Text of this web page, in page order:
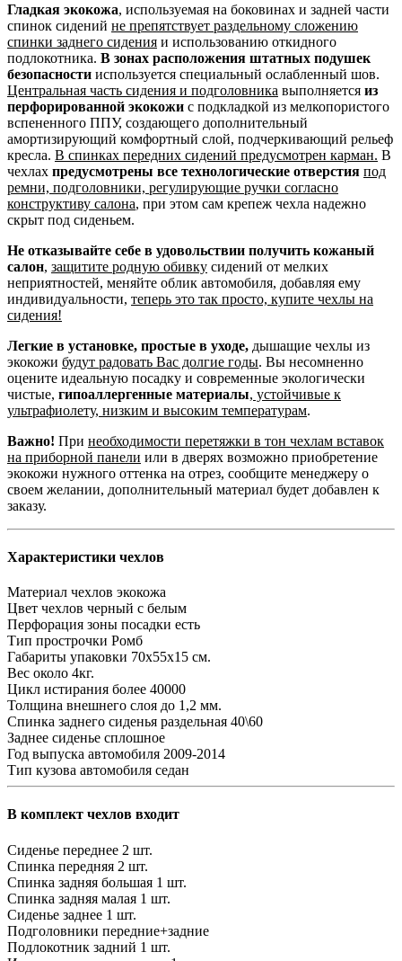
Гладкая экокожа, используемая на боковинах и задней части
спинок сидений не препятствует раздельному сложению
спинки заднего сидения и использованию откидного
подлокотника. В зонах расположения штатных подушек
безопасности используется специальный ослабленный шов.
Центральная часть сидения и подголовника выполняется из
перфорированной экокожи с подкладкой из мелкопористого
вспененного ППУ, создающего дополнительный
амортизирующий комфортный слой, подчеркивающий рельеф
кресла. В спинках передних сидений предусмотрен карман. В
чехлах предусмотрены все технологические отверстия под
ремни, подголовники, регулирующие ручки согласно
конструктиву салона, при этом сам крепеж чехла надежно
скрыт под сиденьем.
Не отказывайте себе в удовольствии получить кожаный
салон, защитите родную обивку сидений от мелких
неприятностей, меняйте облик автомобиля, добавляя ему
индивидуальности, теперь это так просто, купите чехлы на
сидения!
Легкие в установке, простые в уходе, дышащие чехлы из
экокожи будут радовать Вас долгие годы. Вы несомненно
оцените идеальную посадку и современные экологически
чистые, гипоаллергенные материалы, устойчивые к
ультрафиолету, низким и высоким температурам.
Важно! При необходимости перетяжки в тон чехлам вставок
на приборной панели или в дверях возможно приобретение
экокожи нужного оттенка на отрез, сообщите менеджеру о
своем желании, дополнительный материал будет добавлен к
заказу.
Характеристики чехлов
Материал чехлов экокожа
Цвет чехлов черный с белым
Перфорация зоны посадки есть
Тип прострочки Ромб
Габариты упаковки 70х55х15 см.
Вес около 4кг.
Цикл истирания более 40000
Толщина внешнего слоя до 1,2 мм.
Спинка заднего сиденья раздельная 40\60
Заднее сиденье сплошное
Год выпуска автомобиля 2009-2014
Тип кузова автомобиля седан
В комплект чехлов входит
Сиденье переднее 2 шт.
Спинка передняя 2 шт.
Спинка задняя большая 1 шт.
Спинка задняя малая 1 шт.
Сиденье заднее 1 шт.
Подголовники передние+задние
Подлокотник задний 1 шт.